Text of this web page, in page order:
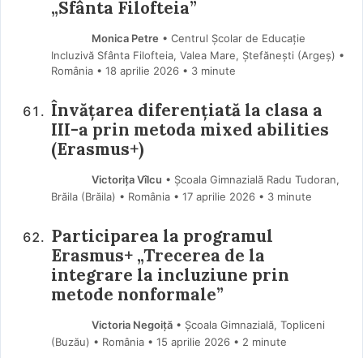
„Sfânta Filofteia”
Monica Petre • Centrul Școlar de Educație
Incluzivă Sfânta Filofteia, Valea Mare, Ștefănești (Argeş) •
România
18 aprilie 2026 • 3 minute
Învățarea diferențiată la clasa a
III-a prin metoda mixed abilities
(Erasmus+)
Victorița Vîlcu • Școala Gimnazială Radu Tudoran,
Brăila (Brăila) • România
17 aprilie 2026 • 3 minute
Participarea la programul
Erasmus+ „Trecerea de la
integrare la incluziune prin
metode nonformale”
Victoria Negoiță• Școala Gimnazială, Topliceni
(Buzău) • România
15 aprilie 2026 • 2 minute